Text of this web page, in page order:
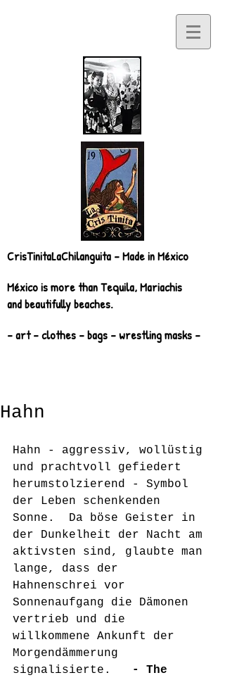
CrisTinitaLaChilanguita - Made in México
México is more than Tequila, Mariachis
and beautifully beaches.
- art - clothes - bags - wrestling masks -
Hahn
Hahn - aggressiv, wollüstig
und prachtvoll gefiedert
herumstolzierend - Symbol
der Leben schenkenden
Sonne.  Da böse Geister in
der Dunkelheit der Nacht am
aktivsten sind, glaubte man
lange, dass der
Hahnenschrei vor
Sonnenaufgang die Dämonen
vertrieb und die
willkommene Ankunft der
Morgendämmerung
signalisierte.
- The